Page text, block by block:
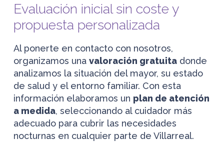
Evaluación inicial sin coste y
propuesta personalizada
Al ponerte en contacto con nosotros,
organizamos una valoración gratuita donde
analizamos la situación del mayor, su estado
de salud y el entorno familiar. Con esta
información elaboramos un plan de atención
a medida, seleccionando al cuidador más
adecuado para cubrir las necesidades
nocturnas en cualquier parte de Villarreal.